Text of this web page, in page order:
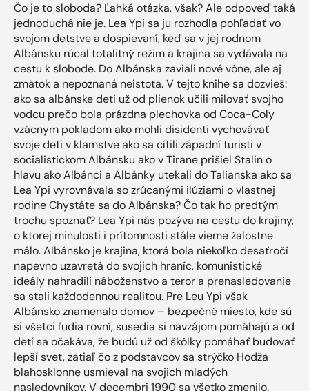
Čo je to sloboda? Ľahká otázka, však? Ale odpoveď taká
jednoduchá nie je. Lea Ypi sa ju rozhodla pohľadať vo
svojom detstve a dospievaní, keď sa v jej rodnom
Albánsku rúcal totalitný režim a krajina sa vydávala na
cestu k slobode. Do Albánska zaviali nové vône, ale aj
zmätok a nepoznaná neistota. V tejto knihe sa dozvieš:
ako sa albánske deti už od plienok učili milovať svojho
vodcu prečo bola prázdna plechovka od Coca-Coly
vzácnym pokladom ako mohli disidenti vychovávať
svoje deti v klamstve ako sa cítili západní turisti v
socialistickom Albánsku ako v Tirane prišiel Stalin o
hlavu ako Albánci a Albánky utekali do Talianska ako sa
Lea Ypi vyrovnávala so zrúcanými ilúziami o vlastnej
rodine Chystáte sa do Albánska? Čo tak ho predtým
trochu spoznať? Lea Ypi nás pozýva na cestu do krajiny,
o ktorej minulosti i prítomnosti stále vieme žalostne
málo. Albánsko je krajina, ktorá bola niekoľko desaťročí
napevno uzavretá do svojich hraníc, komunistické
ideály nahradili náboženstvo a teror a prenasledovanie
sa stali každodennou realitou. Pre Leu Ypi však
Albánsko znamenalo domov – bezpečné miesto, kde sú
si všetci ľudia rovní, susedia si navzájom pomáhajú a od
detí sa očakáva, že budú už od škôlky pomáhať budovať
lepší svet, zatiaľ čo z podstavcov sa strýčko Hodža
blahosklonne usmieval na svojich mladých
nasledovníkov. V decembri 1990 sa všetko zmenilo.